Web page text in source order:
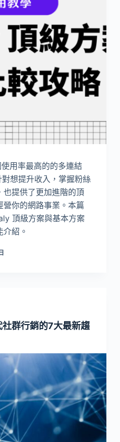
用率最高的的多連結
想提升收入，掌握粉絲
提供了更加進階的頂
營你的網路事業。本篇
頂級方案與基本方案
紹。
群行銷的7大最新趨